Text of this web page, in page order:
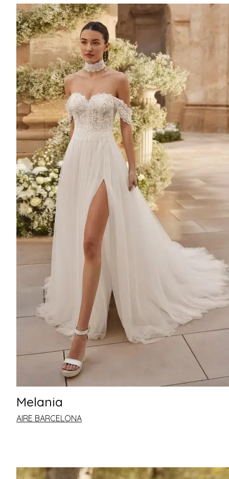
Melania
AIRE BARCELONA